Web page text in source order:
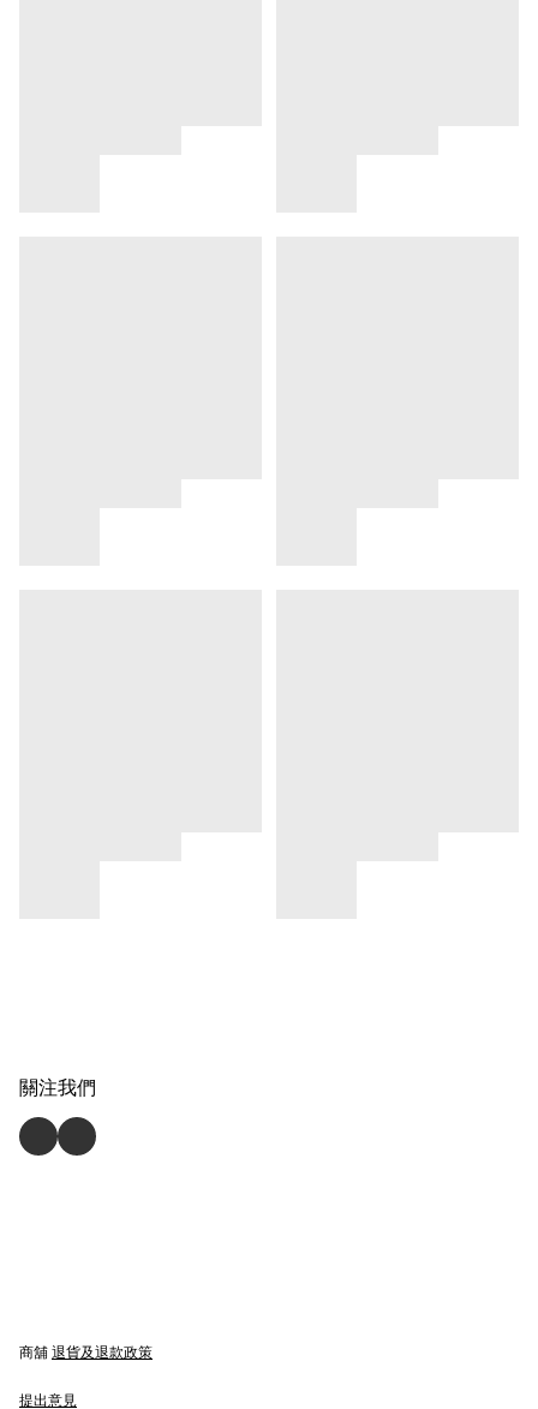
關注我們
商舖 退貨及退款政策
提出意見